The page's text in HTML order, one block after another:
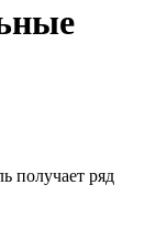
получает ряд